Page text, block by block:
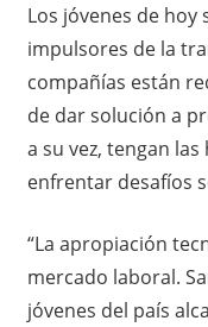
Los jóvenes de
impulsores de la
compañías están
de dar solución a
a su vez, tengan
enfrentar desafíos
“La apropiación
mercado laboral.
jóvenes del país